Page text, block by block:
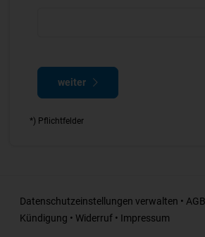
weiter
*) Pflichtfelder
Datenschutzeinstellungen verwalten • AGB
Kündigung • Widerruf • Impressum